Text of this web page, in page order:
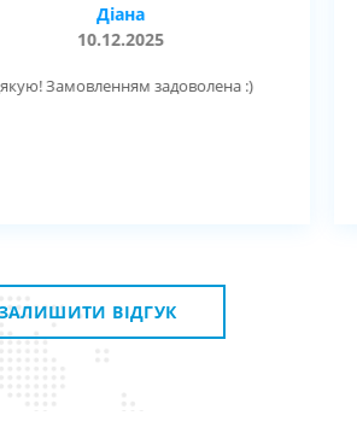
Діана
10.12.2025
Замовленням задоволена :)
ВІДГУК